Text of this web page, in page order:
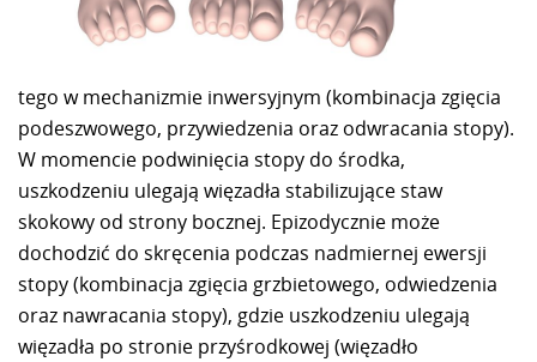
tego w mechanizmie inwersyjnym (kombinacja zgięcia
podeszwowego, przywiedzenia oraz odwracania stopy).
W momencie podwinięcia stopy do środka,
uszkodzeniu ulegają więzadła stabilizujące staw
skokowy od strony bocznej. Epizodycznie może
dochodzić do skręcenia podczas nadmiernej ewersji
stopy (kombinacja zgięcia grzbietowego, odwiedzenia
oraz nawracania stopy), gdzie uszkodzeniu ulegają
więzadła po stronie przyśrodkowej (więzadło